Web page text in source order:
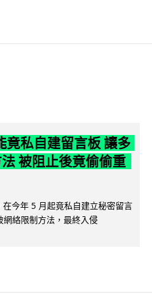
竟私自建留言板 讓多
被阻止後竟偷偷重
今年 5 月起竟私自建立秘密留言
絡限制方法，最終入侵